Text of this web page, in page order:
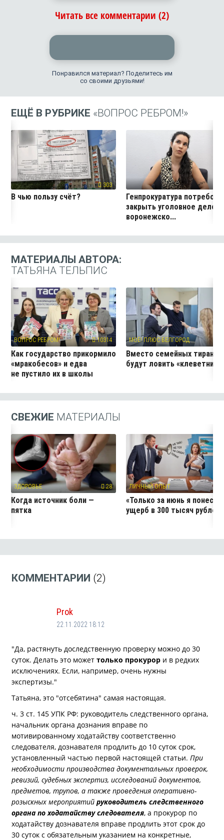
Читать все комментарии (2)
Понравился материал? Поделитесь им
со своими друзьями!
ЕЩЁ В РУБРИКЕ «ВОПРОС РЕБРОМ!»
303
В чью пользу счёт?
Генпрокуратура
закрыть уголовное дело
воронежско...
МАТЕРИАЛЫ АВТОРА:
ТАТЬЯНА ТЕЛЬПИС
ВОПРОС РЕБРОМ! 10314
Как государство прикормило
«мракобесов» и едва
не пустило их в школы
МОЁ! ПЛЮС БЕЛГОРОД
Вместо семейных тиранов
будут ловить
СВЕЖИЕ МАТЕРИАЛЫ
ЗДОРОВЬЕ 28
Когда источник боли —
пятка
ЛИЧНЫЙ ОПЫТ
«Только за июнь я понесла
ущерб в 300 тысяч рублей»
КОММЕНТАРИИ (2)
Prok
22.11.2022 18:12
"Да, растянуть доследственную проверку можно до 30
суток. Делать это можеттолько прокурор и в редких
исключениях. Если, например, очень нужны
экспертизы."
Татьяна, это "отсебятина" самая настоящая.
ч. 3 ст. 145 УПК РФ: руководитель следственного органа,
начальник органа дознания вправе по
мотивированному ходатайству соответственно
следователя, дознавателя продлить до 10 суток срок,
установленный частью первой настоящей статьи.При
необходимости производства документальных проверок,
ревизий, судебных экспертиз, исследований документов,
предметов, трупов, а также проведения оперативно-
розыскных мероприятийруководитель следственного
органа по ходатайству следователя, а прокурор по
ходатайству дознавателя вправе продлить этот срок до
30 суток с обязательным указанием на конкретные,